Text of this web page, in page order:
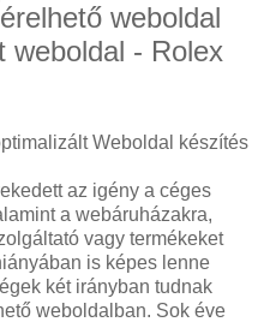
weboldal
weboldal - Rolex
Weboldal készítés
az igény a céges
a webáruházakra,
vagy termékeket
is képes lenne
két irányban tudnak
weboldalban. Sok éve